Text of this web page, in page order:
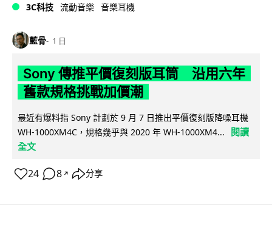
3C科技 流動音樂 音樂耳機
藍骨 1 日
Sony 傳推平價復刻版耳筒 沿用六年
舊款規格挑戰加價潮
最近有爆料指 Sony 計劃於 9 月 7 日推出平價復刻版降噪耳機
WH-1000XM4C，規格幾乎與 2020 年 WH-1000XM4...
閱讀
全文
24 8 ↗ 分享